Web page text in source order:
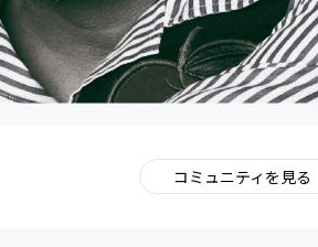
コミュニティを見る